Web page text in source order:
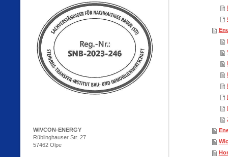
WIVCON-ENERGY
Rüblinghauser Str. 27
57462 Olpe